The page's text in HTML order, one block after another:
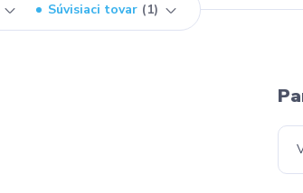
Súvisiaci tovar 1